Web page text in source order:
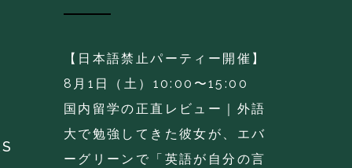
【日本語禁止パーティー開催】
8月1日（土）10:00〜15:00
国内留学の正直レビュー｜外語
大で勉強してきた彼女が、エバ
ーグリーンで「英語が自分の言